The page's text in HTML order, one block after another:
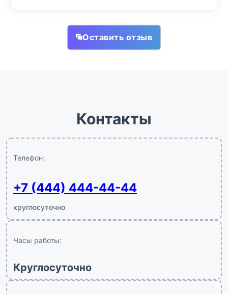
Оставить отзыв
Контакты
Телефон:
+7 (444) 444-44-44
круглосуточно
Часы работы:
Круглосуточно